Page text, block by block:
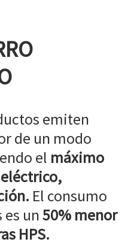
emiten
de un modo
el máximo
El consumo
un50% menor
HPS.